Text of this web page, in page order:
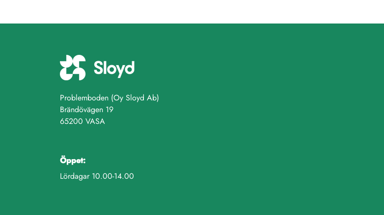
Problemboden (Oy Sloyd Ab)
Brändövägen 19
65200 VASA
Öppet:
Lördagar 10.00-14.00